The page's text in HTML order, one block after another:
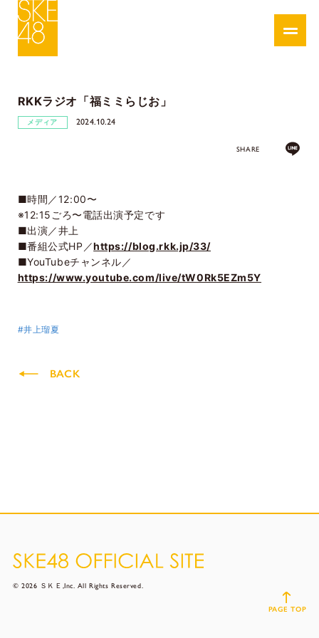
RKKラジオ「福ミミらじお」
メディア 2024.10.24
SHARE
■時間／12:00〜
※12:15ごろ〜電話出演予定です
■出演／井上
■番組公式HP／https://blog.rkk.jp/33/
■YouTubeチャンネル／
https://www.youtube.com/live/tW0Rk5EZm5Y
#井上瑠夏
BACK
© 2026 ＳＫＥ,Inc. All Rights Reserved.
PAGE TOP